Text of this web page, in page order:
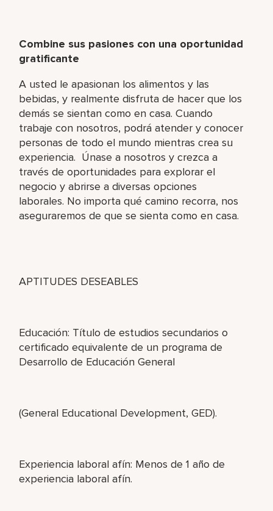
Combine sus pasiones con una oportunidad
gratificante
A usted le apasionan los alimentos y las
bebidas, y realmente disfruta de hacer que los
demás se sientan como en casa. Cuando
trabaje con nosotros, podrá atender y conocer
personas de todo el mundo mientras crea su
experiencia. Únase a nosotros y crezca a
través de oportunidades para explorar el
negocio y abrirse a diversas opciones
laborales. No importa qué camino recorra, nos
aseguraremos de que se sienta como en casa.
APTITUDES DESEABLES
Educación: Título de estudios secundarios o
certificado equivalente de un programa de
Desarrollo de Educación General
(General Educational Development, GED).
Experiencia laboral afín: Menos de 1 año de
experiencia laboral afín.